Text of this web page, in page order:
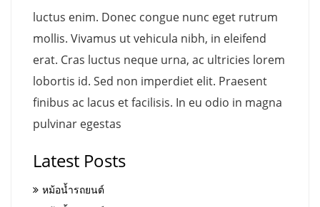
luctus enim. Donec congue nunc eget rutrum
mollis. Vivamus ut vehicula nibh, in eleifend
erat. Cras luctus neque urna, ac ultricies lorem
lobortis id. Sed non imperdiet elit. Praesent
finibus ac lacus et facilisis. In eu odio in magna
pulvinar egestas
Latest Posts
หม้อน้ำรถยนต์